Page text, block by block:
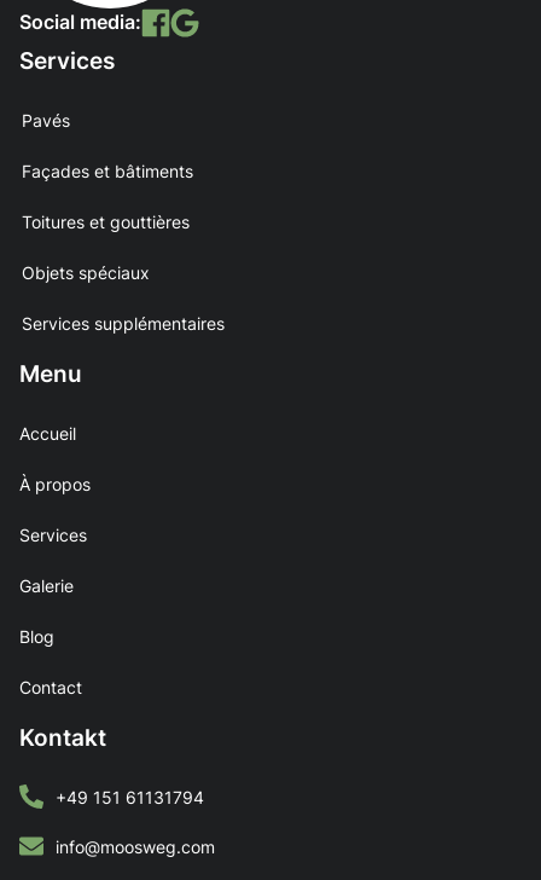
Social media:
Services
Pavés
Façades et bâtiments
Toitures et gouttières
Objets spéciaux
Services supplémentaires
Menu
Accueil
À propos
Services
Galerie
Blog
Contact
Kontakt
+49 151 61131794
info@moosweg.com